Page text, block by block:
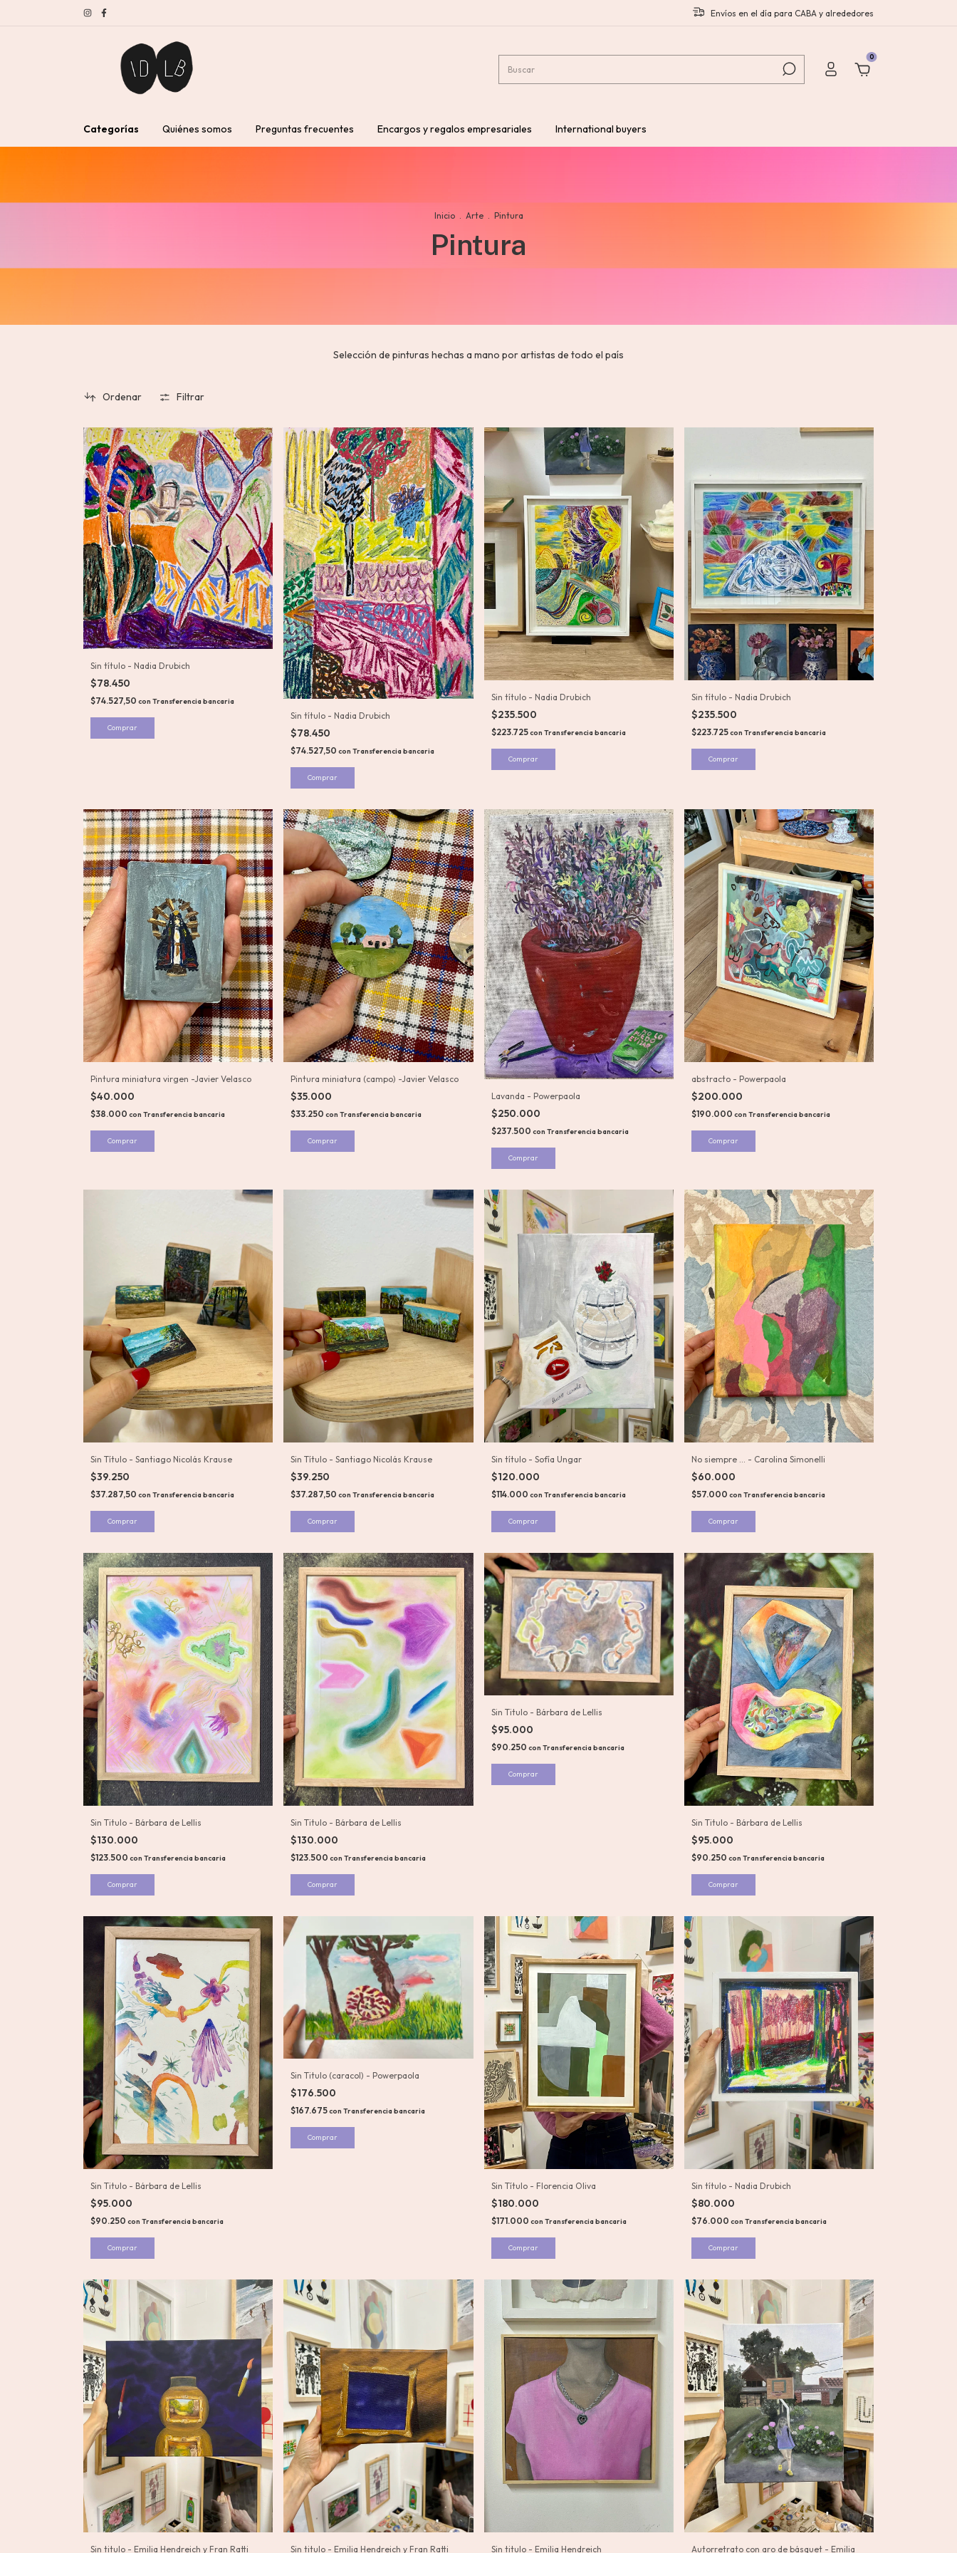
Envíos en el día para CABA y alrededores
0
Categorías Quiénes somos Preguntas frecuentes Encargos y regalos empresariales International buyers
Inicio . Arte . Pintura
Pintura
Selección de pinturas hechas a mano por artistas de todo el país
Ordenar Filtrar
Sin título - Nadia Drubich
$78.450
$74.527,50 con Transferencia bancaria
Sin título - Nadia Drubich
$78.450
$74.527,50con Transferencia bancaria
Sin título - Nadia Drubich
$235.500
$223.725con Transferencia bancaria
Sin título - Nadia Drubich
$235.500
$223.725con Transferencia bancaria
Pintura miniatura virgen -Javier Velasco
$40.000
$38.000 con Transferencia bancaria
Pintura miniatura (campo) -Javier Velasco
$35.000
$33.250con Transferencia bancaria
Comprar
Lavanda - Powerpaola
$250.000
$237.500 con Transferencia bancaria
abstracto - Powerpaola
$200.000
$190.000 con Transferencia bancaria
Sin Título - Santiago Nicolás Krause
$39.250
$37.287,50 con Transferencia bancaria
Comprar
Sin Título - Santiago Nicolás Krause
$39.250
$37.287,50con Transferencia bancaria
Comprar
Sin título - Sofía Ungar
$120.000
$114.000 con Transferencia bancaria
No siempre … - Carolina Simonelli
$60.000
$57.000 con Transferencia bancaria
Sin Titulo - Bárbara de Lellis
$130.000
$123.500 con Transferencia bancaria
Sin Titulo - Bárbara de Lellis
$130.000
$123.500con Transferencia bancaria
Sin Titulo - Bárbara de Lellis
$95.000
$90.250 con Transferencia bancaria
Sin Titulo - Bárbara de Lellis
$95.000
$90.250 con Transferencia bancaria
Sin Titulo - Bárbara de Lellis
$95.000
$90.250 con Transferencia bancaria
Sin Titulo (caracol) - Powerpaola
$176.500
$167.675con Transferencia bancaria
Sin Título - Florencia Oliva
$180.000
$171.000 con Transferencia bancaria
Sin título - Nadia Drubich
$80.000
$76.000 con Transferencia bancaria
Sin titulo - Emilia Hendreich y Fran Ratti Sin titulo - Emilia Hendreich y Fran Ratti Sin titulo - Emilia Hendreich Autorretrato con aro de básquet - Emilia